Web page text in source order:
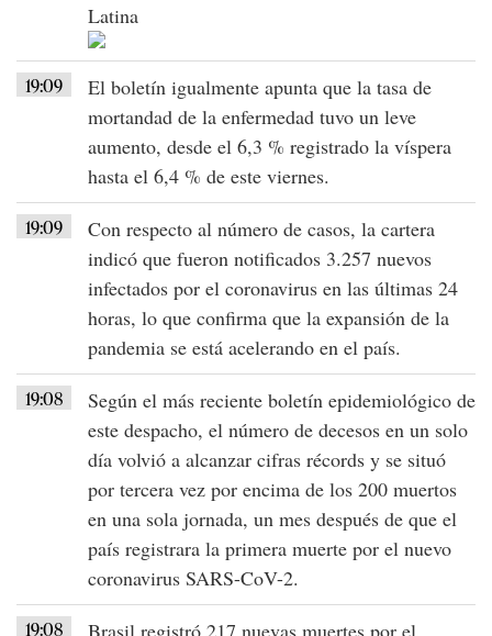
Latina
19:09
El boletín igualmente apunta que la tasa de
mortandad de la enfermedad tuvo un leve
aumento, desde el 6,3 % registrado la víspera
hasta el 6,4 % de este viernes.
19:09
Con respecto al número de casos, la cartera
indicó que fueron notificados 3.257 nuevos
infectados por el coronavirus en las últimas 24
horas, lo que confirma que la expansión de la
pandemia se está acelerando en el país.
19:08
Según el más reciente boletín epidemiológico de
este despacho, el número de decesos en un solo
día volvió a alcanzar cifras récords y se situó
por tercera vez por encima de los 200 muertos
en una sola jornada, un mes después de que el
país registrara la primera muerte por el nuevo
coronavirus SARS-CoV-2.
19:08
Brasil registró 217 nuevas muertes por el